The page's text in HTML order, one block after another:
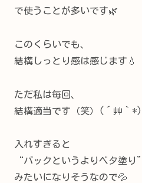
で使うことが多いです🌿
このくらいでも、
結構しっとり感は感じます💧
ただ私は毎回、
結構適当です（笑）(´艸｀*)
入れすぎると
“パックというよりベタ塗り”
みたいになりそうなので💦